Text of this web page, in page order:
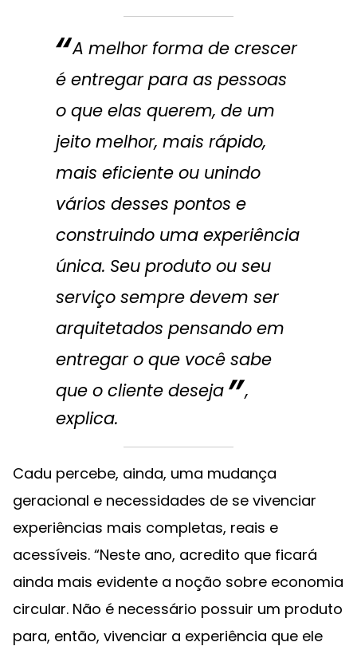
A melhor forma de crescer
é entregar para as pessoas
o que elas querem, de um
jeito melhor, mais rápido,
mais eficiente ou unindo
vários desses pontos e
construindo uma experiência
única. Seu produto ou seu
serviço sempre devem ser
arquitetados pensando em
entregar o que você sabe
que o cliente deseja
,
explica.
Cadu percebe, ainda, uma mudança
geracional e necessidades de se vivenciar
experiências mais completas, reais e
acessíveis. “Neste ano, acredito que ficará
ainda mais evidente a noção sobre economia
circular. Não é necessário possuir um produto
para, então, vivenciar a experiência que ele